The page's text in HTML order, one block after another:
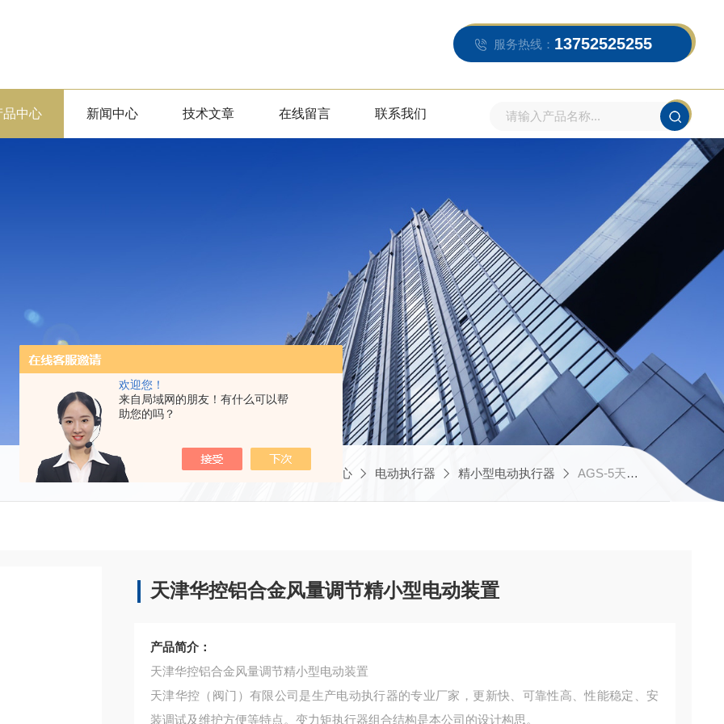
欢迎您！
来自局域网的朋友！有什么可以帮
助您的吗？
服务热线： 13752525255
品中心 新闻中心 技术文章 在线留言 联系我们
当前位置：首页 产品中心 电动执行器 精小型电动执行器 AGS-5天津华控铝合金风量调节精小型电动装置
天津华控铝合金风量调节精小型电动装置
产品简介：
天津华控铝合金风量调节精小型电动装置
天津华控（阀门）有限公司是生产电动执行器的专业厂家，更新快、可靠性高、性能稳定、安
装调试及维护方便等特点。变力矩执行器组合结构是本公司的设计构思。